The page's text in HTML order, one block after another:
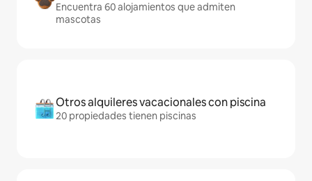
Encuentra 60 alojamientos que admiten
mascotas
Otros alquileres vacacionales con piscina
20 propiedades tienen piscinas